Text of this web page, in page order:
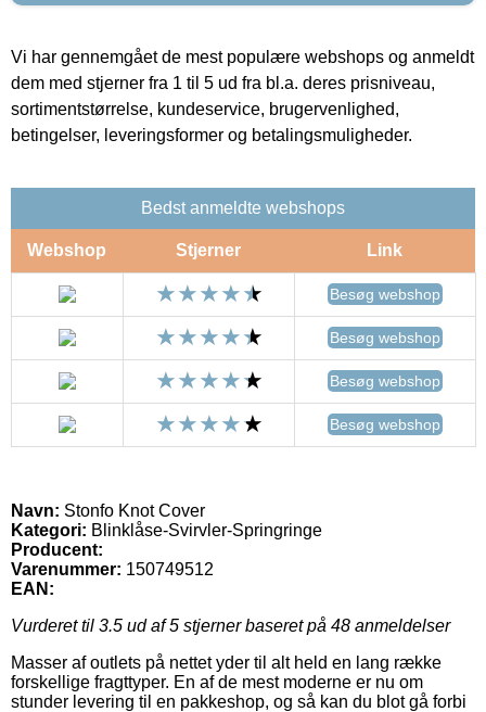
Vi har gennemgået de mest populære webshops og anmeldt
dem med stjerner fra 1 til 5 ud fra bl.a. deres prisniveau,
sortimentstørrelse, kundeservice, brugervenlighed,
betingelser, leveringsformer og betalingsmuligheder.
Bedst anmeldte webshops
Webshop Stjerner Link
Besøg webshop
Besøg webshop
Besøg webshop
Besøg webshop
Navn: Stonfo Knot Cover
Kategori: Blinklåse-Svirvler-Springringe
Producent:
Varenummer: 150749512
EAN:
Vurderet til 3.5 ud af 5 stjerner baseret på 48 anmeldelser
Masser af outlets på nettet yder til alt held en lang række
forskellige fragttyper. En af de mest moderne er nu om
stunder levering til en pakkeshop, og så kan du blot gå forbi